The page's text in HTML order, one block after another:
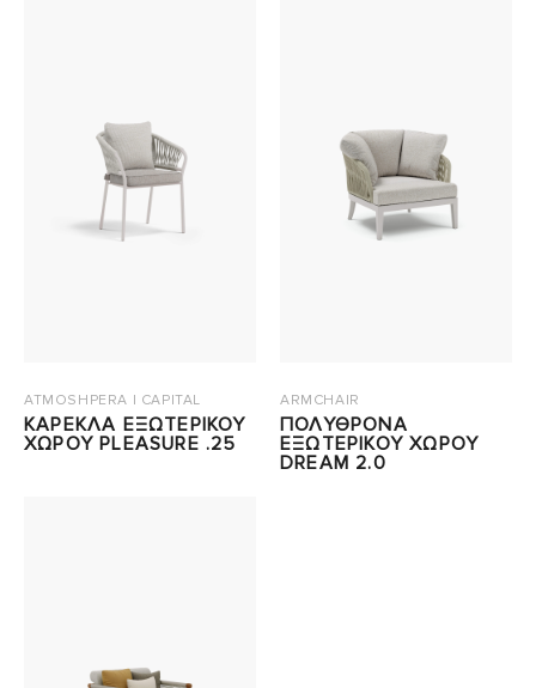
ATMOSHPERA | CAPITAL
ΚΑΡΕΚΛΑ ΕΞΩΤΕΡΙΚΟΥ
ΧΩΡΟΥ PLEASURE .25
ARMCHAIR
ΠΟΛΥΘΡΟΝΑ
ΕΞΩΤΕΡΙΚΟΥ ΧΩΡΟΥ
DREAM 2.0